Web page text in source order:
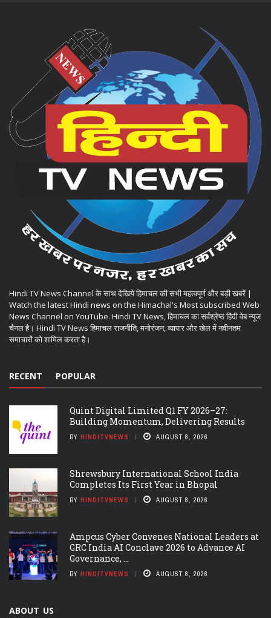
Hindi TV News Channel के साथ देखिये हिमाचल की सभी महत्वपूर्ण और बड़ी खबरें |
Watch the latest Hindi news on the Himachal's Most subscribed Web
News Channel on YouTube. Hindi TV News, हिमाचल का सर्वश्रेष्ठ हिंदी वेब न्यूज
चैनल है। Hindi TV News हिमाचल राजनीति, मनोरंजन, व्यापार और खेल में नवीनतम
समाचारों को शामिल करता है।
RECENT POPULAR
Quint Digital Limited Q1 FY 2026–27:
Building Momentum, Delivering Results
BY HINDITVNEWS AUGUST 8, 2026
Shrewsbury International School India
Completes Its First Year in Bhopal
BY HINDITVNEWS AUGUST 8, 2026
Ampcus Cyber Convenes National Leaders at
GRC India AI Conclave 2026 to Advance AI
Governance, ...
BY HINDITVNEWS AUGUST 8, 2026
ABOUT US